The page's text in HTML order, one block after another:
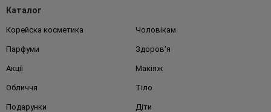
Каталог
Корейска косметика Чоловікам
Парфуми Здоров'я
Акції Макіяж
Обличчя Тіло
Подарунки Діти